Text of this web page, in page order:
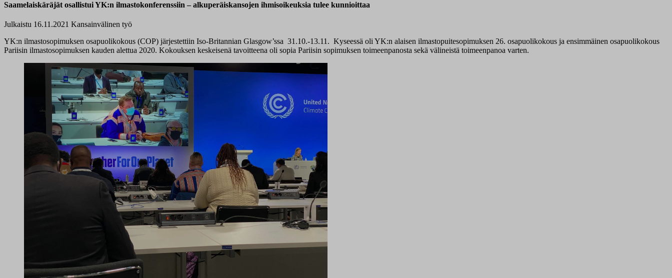
Saamelaiskäräjät osallistui YK:n ilmastokonferenssiin – alkuperäiskansojen ihmisoikeuksia tulee kunnioittaa
Julkaistu 16.11.2021 Kansainvälinen työ
YK:n ilmastosopimuksen osapuolikokous (COP) järjestettiin Iso-Britannian Glasgow’ssa 31.10.-13.11. Kyseessä oli YK:n alaisen ilmastopuitesopimuksen 26. osapuolikokous ja ensimmäinen osapuolikokous
Pariisin ilmastosopimuksen kauden alettua 2020. Kokouksen keskeisenä tavoitteena oli sopia Pariisin sopimuksen toimeenpanosta sekä välineistä toimeenpanoa varten.